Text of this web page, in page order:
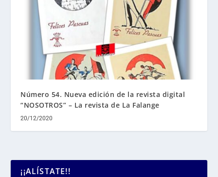
Número 54. Nueva edición de la revista digital
“NOSOTROS” – La revista de La Falange
20/12/2020
¡¡ALÍSTATE!!